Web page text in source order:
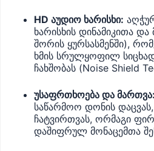
HD აუდიო ხარისხი:
ხარისხის დინამიკითა
შორის ყურსასმენში),
ხმის სრულყოფილ
ჩახშობას (Noise Shield
უსაფრთხოება და მართვა:
საწარმოო დონის
ჩატვირთვას, ორმაგი
დაშიფრულ მონაცემთა